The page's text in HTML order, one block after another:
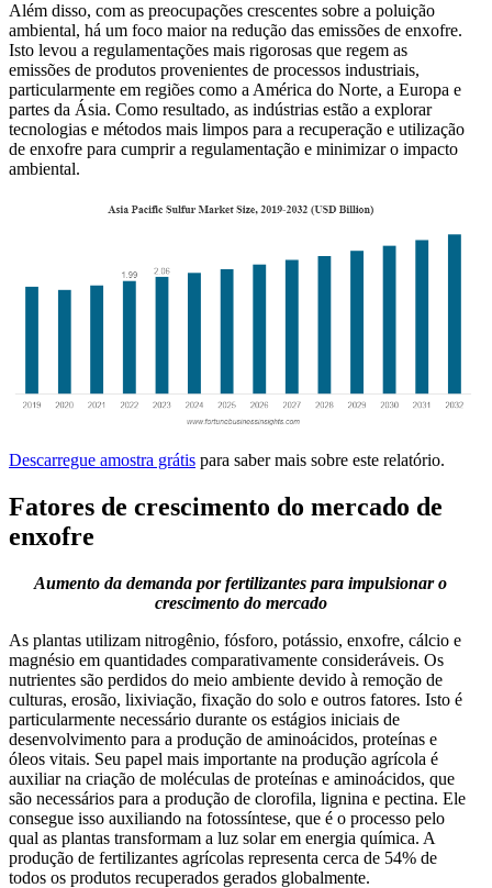
Além disso, com as preocupações crescentes sobre a poluição
ambiental, há um foco maior na redução das emissões de enxofre.
Isto levou a regulamentações mais rigorosas que regem as
emissões de produtos provenientes de processos industriais,
particularmente em regiões como a América do Norte, a Europa e
partes da Ásia. Como resultado, as indústrias estão a explorar
tecnologias e métodos mais limpos para a recuperação e utilização
de enxofre para cumprir a regulamentação e minimizar o impacto
ambiental.
Descarregue amostra grátis para saber mais sobre este relatório.
Fatores de crescimento do mercado de
enxofre
Aumento da demanda por fertilizantes para impulsionar o
crescimento do mercado
As plantas utilizam nitrogênio, fósforo, potássio, enxofre, cálcio e
magnésio em quantidades comparativamente consideráveis. Os
nutrientes são perdidos do meio ambiente devido à remoção de
culturas, erosão, lixiviação, fixação do solo e outros fatores. Isto é
particularmente necessário durante os estágios iniciais de
desenvolvimento para a produção de aminoácidos, proteínas e
óleos vitais. Seu papel mais importante na produção agrícola é
auxiliar na criação de moléculas de proteínas e aminoácidos, que
são necessários para a produção de clorofila, lignina e pectina. Ele
consegue isso auxiliando na fotossíntese, que é o processo pelo
qual as plantas transformam a luz solar em energia química. A
produção de fertilizantes agrícolas representa cerca de 54% de
todos os produtos recuperados gerados globalmente.